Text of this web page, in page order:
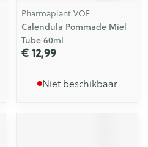
Pharmaplant VOF
Calendula Pommade Miel
Tube 60ml
€ 12,99
Niet beschikbaar